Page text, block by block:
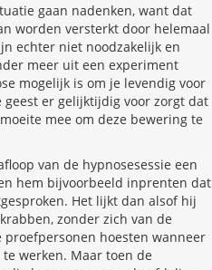
gaan nadenken, want dat
worden versterkt door helemaal
echter niet noodzakelijk en
meer uit een experiment
mogelijk is om je levendig voor
er gelijktijdig voor zorgt dat
mee om deze bewering te
van de hypnosesessie een
hem bijvoorbeeld inprenten dat
Het lijkt dan alsof hij
zonder zich van de
hoesten wanneer
te werken. Maar toen de